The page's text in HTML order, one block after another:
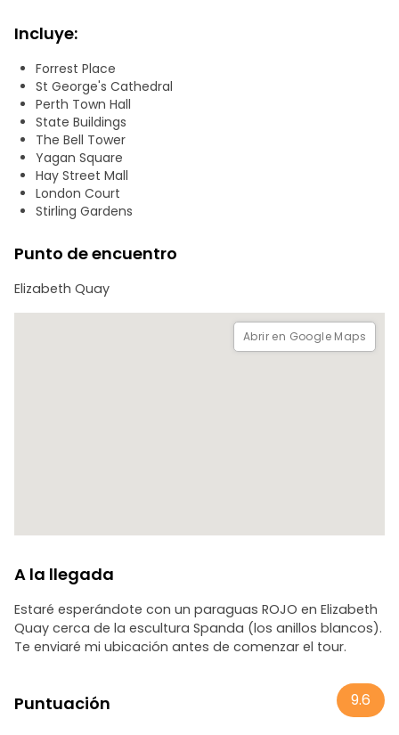
•⁠ ⁠Stirling Gardens: Pasearemos entre estatuas de canguros
en el jardín más antiguo de la ciudad.
•⁠ ⁠Patrimonio Colonial: Admiraremos los State Buildings y el
Ayuntamiento, construido por convictos con mensajes
ocultos.
•⁠ ⁠London Court: Un pasaje de estilo Tudor que te hará sentir
en la Inglaterra medieval.
•⁠ ⁠Yagan Square: Finalizamos en este símbolo de
reconciliación y cultura aborigen.
Logística:
Recorrido de 1,6 km, 100% accesible y con puntos de agua
gratuitos. ¡Al terminar, podrás usar los buses CAT gratuitos
Incluye:
Forrest Place
St George's Cathedral
Perth Town Hall
State Buildings
The Bell Tower
Yagan Square
Hay Street Mall
London Court
Stirling Gardens
Punto de encuentro
Elizabeth Quay
Abrir en Google Maps
A la llegada
Estaré esperándote con un paraguas ROJO en Elizabeth
Quay cerca de la escultura Spanda (los anillos blancos).
Te enviaré mi ubicación antes de comenzar el tour.
Puntuación 9.6